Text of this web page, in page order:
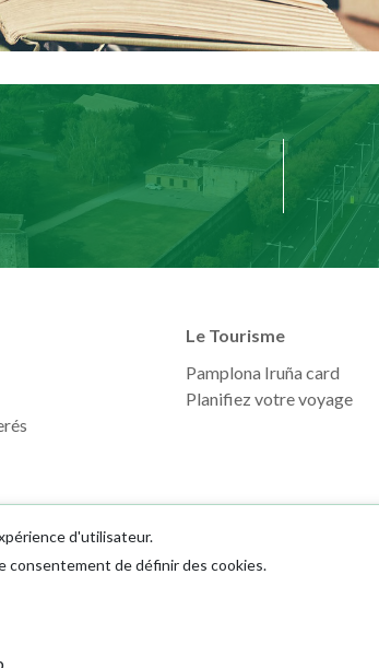
Le Tourisme
Pamplona Iruña card
Planifiez votre voyage
d'utilisateur.
consentement de définir des cookies.